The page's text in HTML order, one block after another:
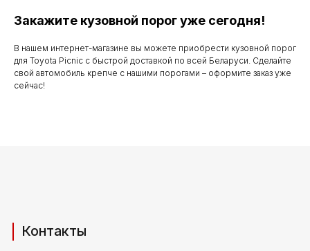
Закажите кузовной порог уже сегодня!
В нашем интернет-магазине вы можете приобрести кузовной порог
для Toyota Picnic с быстрой доставкой по всей Беларуси. Сделайте
свой автомобиль крепче с нашими порогами – оформите заказ уже
сейчас!
+37529 231 88 27
Адрес производства (самовывоз)